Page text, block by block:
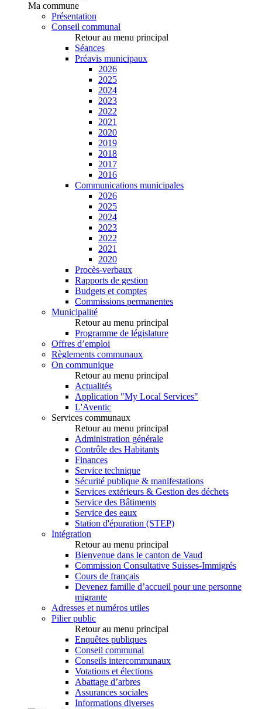
Ma commune
Présentation
Conseil communal
Retour au menu principal
Séances
Préavis municipaux
2026
2025
2024
2023
2022
2021
2020
2019
2018
2017
2016
Communications municipales
2026
2025
2024
2023
2022
2021
2020
Procès-verbaux
Rapports de gestion
Budgets et comptes
Commissions permanentes
Municipalité
Retour au menu principal
Programme de législature
Offres d’emploi
Règlements communaux
On communique
Retour au menu principal
Actualités
Application "My Local Services"
L'Aventic
Services communaux
Retour au menu principal
Administration générale
Contrôle des Habitants
Finances
Service technique
Sécurité publique & manifestations
Services extérieurs & Gestion des déchets
Service des Bâtiments
Service des eaux
Station d'épuration (STEP)
Intégration
Retour au menu principal
Bienvenue dans le canton de Vaud
Commission Consultative Suisses-Immigrés
Cours de français
Devenez famille d’accueil pour une personne
migrante
Adresses et numéros utiles
Pilier public
Retour au menu principal
Enquêtes publiques
Conseil communal
Conseils intercommunaux
Votations et élections
Abattage d’arbres
Assurances sociales
Informations diverses